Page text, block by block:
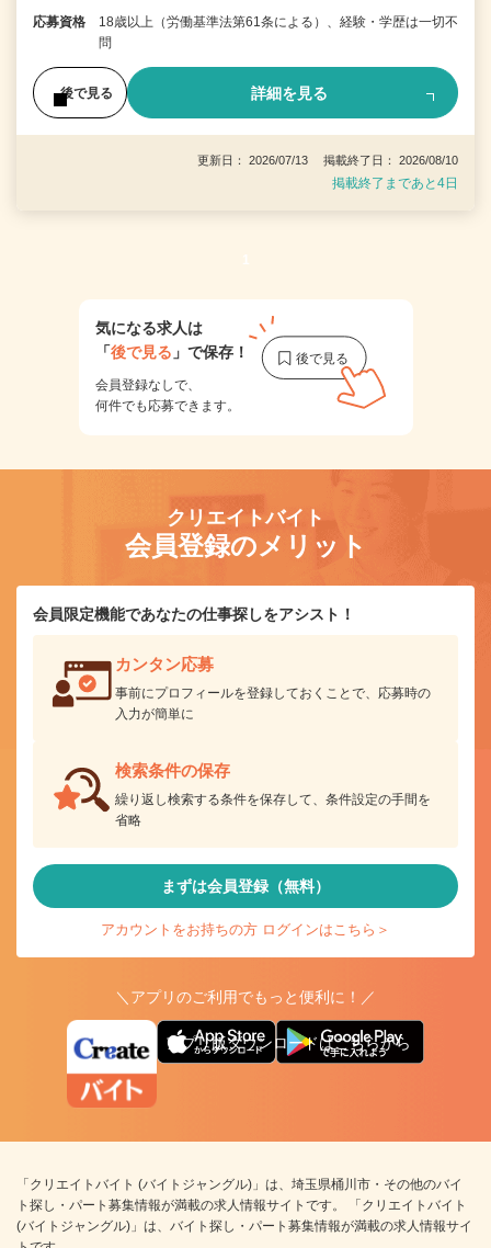
応募資格
18歳以上（労働基準法第61条による）、経験・学歴は一切不
問
後で見る 詳細を見る
更新日： 2026/07/13 掲載終了日： 2026/08/10
掲載終了まであと4日
1
気になる求人は
「後で見る 」で保存！
会員登録なしで、
何件でも応募できます。
クリエイトバイト
会員登録のメリット
会員限定機能であなたの仕事探しをアシスト！
カンタン応募
事前にプロフィールを登録しておくことで、応募時の
入力が簡単に
検索条件の保存
繰り返し検索する条件を保存して、条件設定の手間を
省略
まずは会員登録（無料）
アカウントをお持ちの方 ログインはこちら＞
＼アプリのご利用でもっと便利に！／
アプリ版ダウンロードはこちらから
「クリエイトバイト (バイトジャングル)」は、埼玉県桶川市・その他のバイ
ト探し・パート募集情報が満載の求人情報サイトです。 「クリエイトバイト
(バイトジャングル)」は、バイト探し・パート募集情報が満載の求人情報サイ